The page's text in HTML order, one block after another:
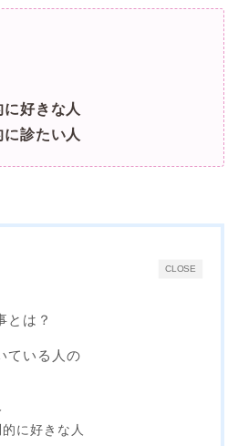
に好きな人
に診たい人
CLOSE
とは？
ている人の
に好きな人